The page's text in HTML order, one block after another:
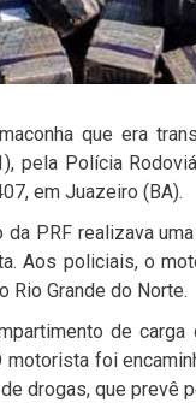
que era
pela Polícia
em Juazeiro (BA).
PRF realizava
Aos policiais, o
Rio Grande do Norte.
de
motorista foi
drogas, que prevê